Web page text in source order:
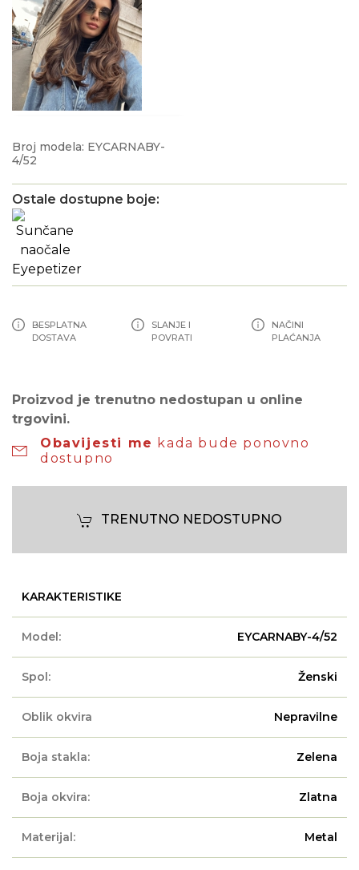
Broj modela: EYCARNABY-
4/52
Ostale dostupne boje:
BESPLATNA
DOSTAVA
SLANJE I
POVRATI
NAČINI
PLAĆANJA
Proizvod je trenutno nedostupan u online
trgovini.
Obavijesti me kada bude ponovno
dostupno
TRENUTNO NEDOSTUPNO
KARAKTERISTIKE
Model: EYCARNABY-4/52
Spol: Ženski
Oblik okvira Nepravilne
Boja stakla: Zelena
Boja okvira: Zlatna
Materijal: Metal